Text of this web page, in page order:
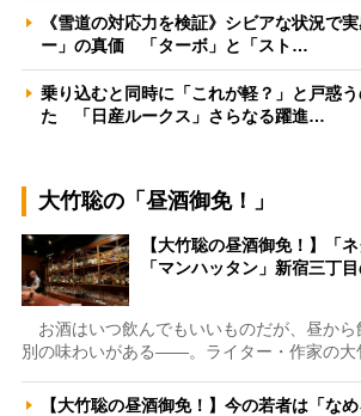
《雪道の対応力を検証》シビアな状況で
ー」の真価 「ターボ」と「スト…
乗り込むと同時に「これが軽？」と戸惑
た 「日産ルークス」さらなる躍進…
大竹聡の「昼酒御免！」
【大竹聡の昼酒御免！】「
「マンハッタン」新宿三丁
お酒はいつ飲んでもいいものだが、昼から
別の味わいがある――。ライター・作家の大
【大竹聡の昼酒御免！】今の若者は「な